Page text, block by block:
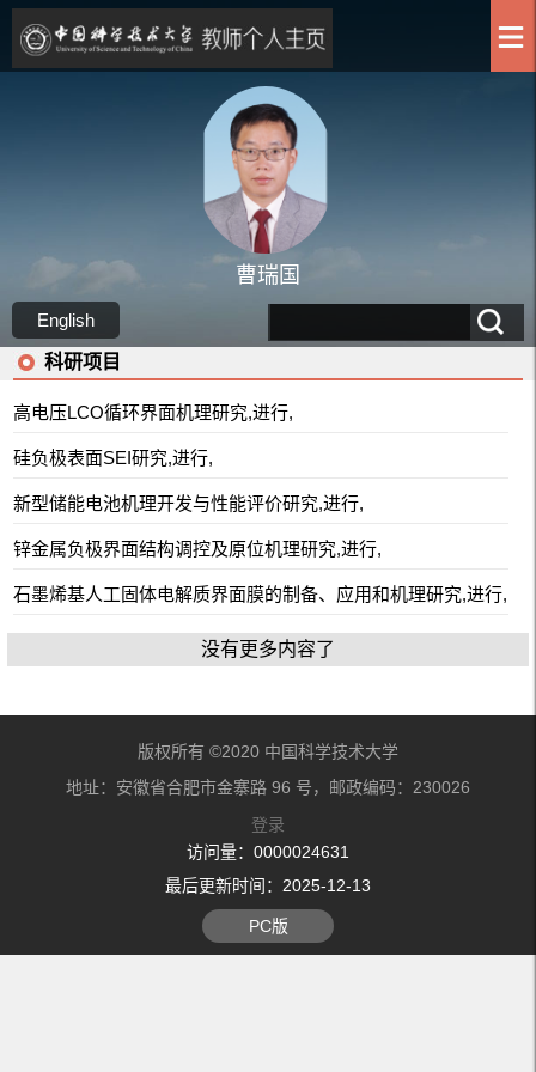
曹瑞国
English
科研项目
高电压LCO循环界面机理研究,进行,
硅负极表面SEI研究,进行,
新型储能电池机理开发与性能评价研究,进行,
锌金属负极界面结构调控及原位机理研究,进行,
石墨烯基人工固体电解质界面膜的制备、应用和机理研究,进行,
没有更多内容了
版权所有 ©2020 中国科学技术大学
地址：安徽省合肥市金寨路 96 号，邮政编码：230026
登录
访问量： 0000024631
最后更新时间： 2025-12-13
PC版